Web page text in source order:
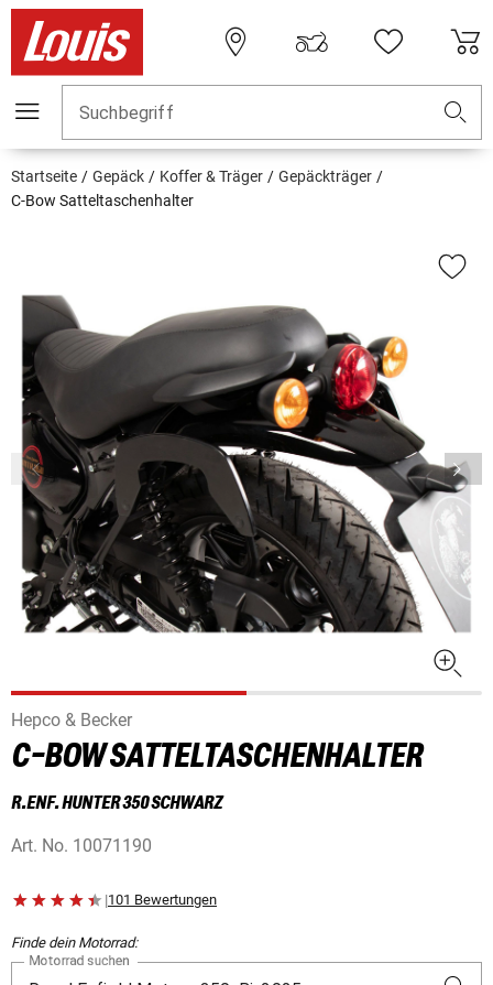
Suchbegriff
Startseite Gepäck Koffer & Träger
Gepäckträger
C-Bow Satteltaschenhalter
Hepco & Becker
C-BOW SATTELTASCHENHALTER
R.ENF. HUNTER 350 SCHWARZ
Art. No. 10071190
|101 Bewertungen
Finde dein Motorrad:
Motorrad suchen